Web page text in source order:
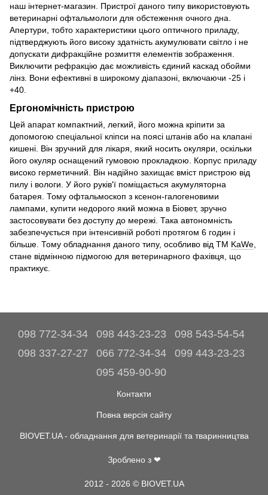
наш інтернет-магазин. Пристрої даного типу використовують
ветеринарні офтальмологи для обстеження очного дна.
Апертури, тобто характеристики цього оптичного приладу,
підтверджують його високу здатність акумулювати світло і не
допускати дифракційне розмиття елементів зображення.
Виключити рефракцію дає можливість єдиний каскад обойми
лінз. Вони ефективні в широкому діапазоні, включаючи -25 і
+40.
Ергономічність пристрою
Цей апарат компактний, легкий, його можна кріпити за
допомогою спеціальної кліпси на поясі штанів або на клапані
кишені. Він зручний для лікаря, який носить окуляри, оскільки
його окуляр оснащений гумовою прокладкою. Корпус приладу
високо герметичний. Він надійно захищає вміст пристрою від
пилу і вологи. У його руків'ї поміщається акумуляторна
батарея. Тому офтальмоскоп з ксенон-галогеновими
лампами, купити недорого який можна в Біовет, зручно
застосовувати без доступу до мережі. Така автономність
забезпечується при інтенсивній роботі протягом 6 годин і
більше. Тому обладнання даного типу, особливо від ТМ KaWe,
стане відмінною підмогою для ветеринарного фахівця, що
практикує.
098 772-34-34 098 443-23-23
098 543-54-54
098 337-27-27
066 772-34-34
099 443-23-23
095 459-90-90
Контакти
Повна версія сайту
BIOVET.UA - обладнання для ветеринарії та тваринництва
Зроблено з ❤
2012 - 2026 © BIOVET.UA